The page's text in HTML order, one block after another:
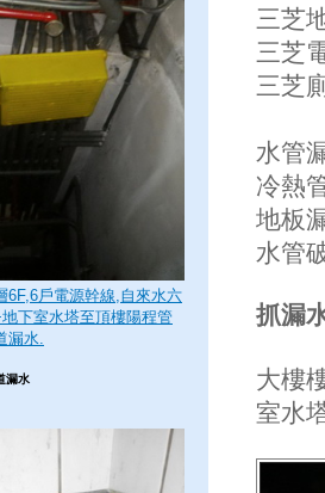
6F,6戶電源幹線,自來水六
地下室水塔至頂樓陽程管
漏水.
漏水
三芝
三芝
三芝
水管
冷熱
地板
水管
抓漏
大樓
室水